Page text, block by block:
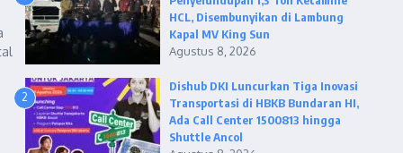
HCL, Disembunyikan di Lambung
Kapal MV King Sun
Agustus 8, 2026
2
Dishub DKI Luncurkan Tiga Inovasi
Transportasi di HBKB Bundaran HI,
Ada Call Center 1500813 hingga
Shuttle Ancol